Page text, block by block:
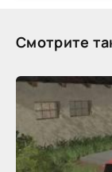
Смотрите